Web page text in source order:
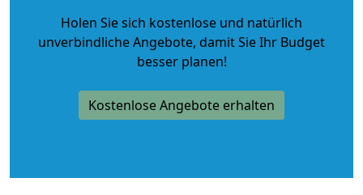
Holen Sie sich kostenlose und natürlich
unverbindliche Angebote, damit Sie Ihr Budget
besser planen!
Kostenlose Angebote erhalten